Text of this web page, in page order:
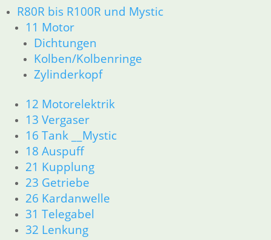
R80R bis R100R und Mystic
11 Motor
Dichtungen
Kolben/Kolbenringe
Zylinderkopf
12 Motorelektrik
13 Vergaser
16 Tank __Mystic
18 Auspuff
21 Kupplung
23 Getriebe
26 Kardanwelle
31 Telegabel
32 Lenkung
61 Fahrzeugelektrik
62 Instrumente
63 Scheinwerfer
R80G/S R65G/S bis R80ST
11 Motor
Dichtungen
Kolben/Kolbenringe
12 Motorelektrik
16 Tank
18 Auspuff
13 Vergaser
21 Kupplung
23 Getriebe
26 Kardanwelle
31 Telegabel
32 Lenkung